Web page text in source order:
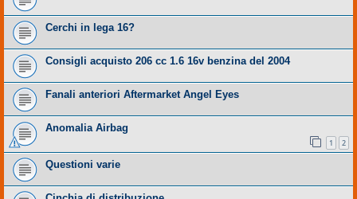
Cerchi in lega 16?
Consigli acquisto 206 cc 1.6 16v benzina del 2004
Fanali anteriori Aftermarket Angel Eyes
Anomalia Airbag
1 2
Questioni varie